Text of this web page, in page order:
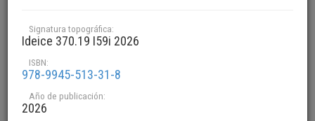
Signatura topográfica:
Ideice 370.19 I59i 2026
ISBN:
978-9945-513-31-8
Año de publicación:
2026
Colección
Título
Implementación del currículo por competencias en el área de